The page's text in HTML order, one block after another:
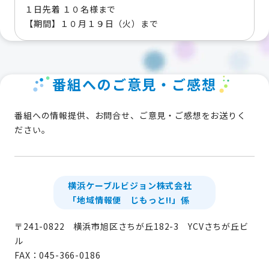
１日先着 １０名様まで
【期間】１０月１９日（火）まで
番組へのご意見・ご感想
番組への情報提供、お問合せ、ご意見・ご感想をお送りく
ださい。
横浜ケーブルビジョン株式会社
「地域情報便 じもっと!!」係
〒241-0822 横浜市旭区さちが丘182-3 YCVさちが丘ビ
ル
FAX：045-366-0186